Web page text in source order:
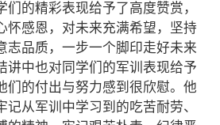
的精彩表现给予了高度赞赏，
怀感恩，对未来充满希望，坚持
志品质，一步一个脚印走好未来
讲中也对同学们的军训表现给予
们的付出与努力感到很欣慰。他
从军训中学习到的吃苦耐劳、